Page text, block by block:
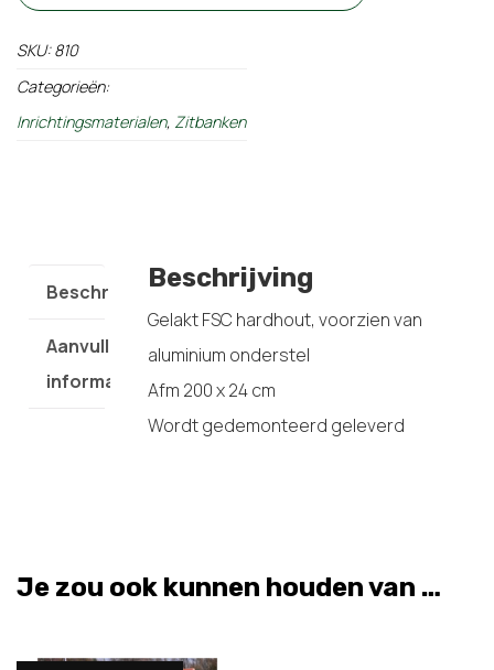
SKU:810
Categorieën:
Inrichtingsmaterialen, Zitbanken
Beschrijving
Aanvullende
informatie
Beschrijving
Gelakt FSC hardhout, voorzien van
aluminium onderstel
Afm 200 x 24 cm
Wordt gedemonteerd geleverd
Je zou ook kunnen houden van …